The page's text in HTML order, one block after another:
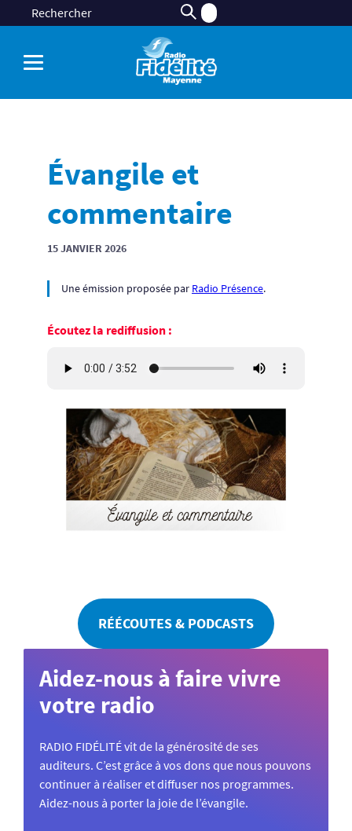
Évangile et
commentaire
15 JANVIER 2026
Une émission proposée par Radio Présence.
Écoutez la rediffusion :
RÉÉCOUTES & PODCASTS
Aidez-nous à faire vivre
votre radio
RADIO FIDÉLITÉ vit de la générosité de ses
auditeurs. C’est grâce à vos dons que nous pouvons
continuer à réaliser et diffuser nos programmes.
Aidez-nous à porter la joie de l’évangile.